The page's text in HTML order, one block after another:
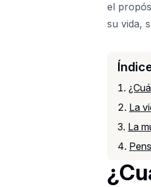
el
su vida,
La
La